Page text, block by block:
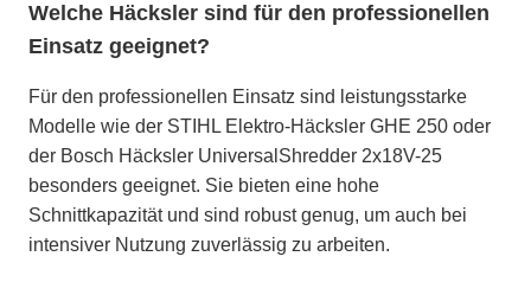
Welche Häcksler sind für den professionellen
Einsatz geeignet?
Für den professionellen Einsatz sind leistungsstarke
Modelle wie der STIHL Elektro-Häcksler GHE 250 oder
der Bosch Häcksler UniversalShredder 2x18V-25
besonders geeignet. Sie bieten eine hohe
Schnittkapazität und sind robust genug, um auch bei
intensiver Nutzung zuverlässig zu arbeiten.